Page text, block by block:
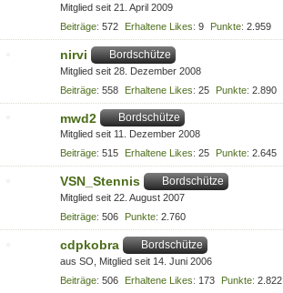
Mitglied seit 21. April 2009
Beiträge 572 Erhaltene Likes 9 Punkte 2.959
nirvi Bordschütze
Mitglied seit 28. Dezember 2008
Beiträge 558 Erhaltene Likes 25 Punkte 2.890
mwd2 Bordschütze
Mitglied seit 11. Dezember 2008
Beiträge 515 Erhaltene Likes 25 Punkte 2.645
VSN_Stennis Bordschütze
Mitglied seit 22. August 2007
Beiträge 506 Punkte 2.760
cdpkobra Bordschütze
aus SO
Mitglied seit 14. Juni 2006
Beiträge 506 Erhaltene Likes 173 Punkte 2.822